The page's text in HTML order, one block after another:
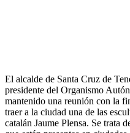
El alcalde de Santa Cruz de
presidente del Organismo
mantenido una reunión con la
traer a la ciudad una de las
catalán Jaume Plensa. Se trata